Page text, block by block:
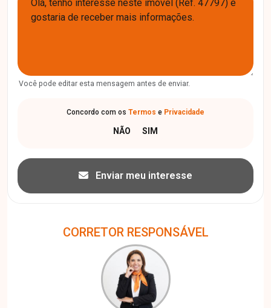
Você pode editar esta mensagem antes de enviar.
Concordo com os Termos e Privacidade
Enviar meu interesse
CORRETOR RESPONSÁVEL